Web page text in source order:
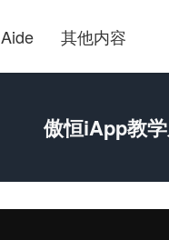
Aide 其他内容
傲恒iApp教